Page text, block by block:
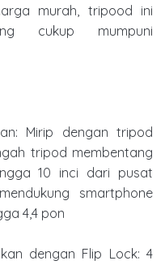
murah, tripood ini
cukup mumpuni
Mirip dengan tripod
tripod membentang
10 inci dari pusat
smartphone
4,4 pon
dengan Flip Lock: 4